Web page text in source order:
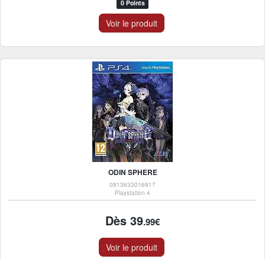
0 Points
Voir le produit
ODIN SPHERE
0813633016917
Playstation 4
Dès 39.99€
Voir le produit